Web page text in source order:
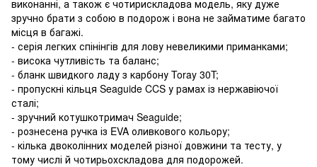
виконанні, а також є чотирискладова модель, яку дуже
зручно брати з собою в подорож і вона не займатиме багато
місця в багажі.
- серія легких спінінгів для лову невеликими приманками;
- висока чутливість та баланс;
- бланк швидкого ладу з карбону Toray 30T;
- пропускні кільця Seaguide CCS у рамах із нержавіючої
сталі;
- зручний котушкотримач Seaguide;
- рознесена ручка із EVA оливкового кольору;
- кілька двоколінних моделей різної довжини та тесту, у
тому числі й чотирьохскладова для подорожей.